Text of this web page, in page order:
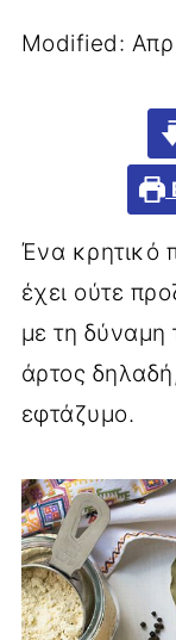
Modified:
Ένα κρητικό
έχει ούτε
με τη δύναμη
άρτος
εφτάζυμο.